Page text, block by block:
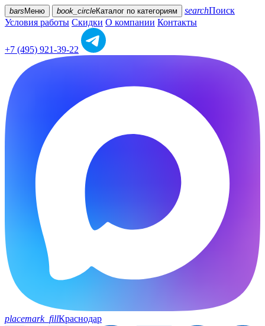
bars Меню book_circleКаталог по категориям searchПоиск
Условия работы Скидки О компании Контакты
+7 (495) 921-39-22
placemark_fillКраснодар